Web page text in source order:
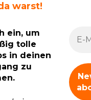
warst!
ein, um
tolle
in deinen
zu